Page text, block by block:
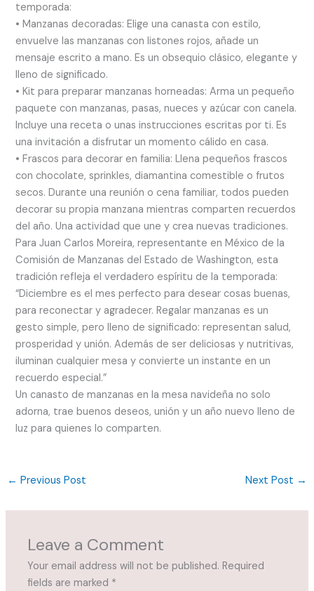
temporada:
• Manzanas decoradas: Elige una canasta con estilo,
envuelve las manzanas con listones rojos, añade un
mensaje escrito a mano. Es un obsequio clásico, elegante y
lleno de significado.
• Kit para preparar manzanas horneadas: Arma un pequeño
paquete con manzanas, pasas, nueces y azúcar con canela.
Incluye una receta o unas instrucciones escritas por ti. Es
una invitación a disfrutar un momento cálido en casa.
• Frascos para decorar en familia: Llena pequeños frascos
con chocolate, sprinkles, diamantina comestible o frutos
secos. Durante una reunión o cena familiar, todos pueden
decorar su propia manzana mientras comparten recuerdos
del año. Una actividad que une y crea nuevas tradiciones.
Para Juan Carlos Moreira, representante en México de la
Comisión de Manzanas del Estado de Washington, esta
tradición refleja el verdadero espíritu de la temporada:
“Diciembre es el mes perfecto para desear cosas buenas,
para reconectar y agradecer. Regalar manzanas es un
gesto simple, pero lleno de significado: representan salud,
prosperidad y unión. Además de ser deliciosas y nutritivas,
iluminan cualquier mesa y convierte un instante en un
recuerdo especial.”
Un canasto de manzanas en la mesa navideña no solo
adorna, trae buenos deseos, unión y un año nuevo lleno de
luz para quienes lo comparten.
← Previous Post Next Post →
Leave a Comment
Your email address will not be published. Required
fields are marked *